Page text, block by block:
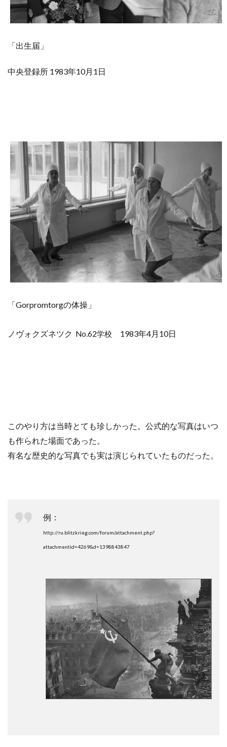
「出生届」
中央登録所 1983年10月1日
「Gorpromtorgの体操」
ノヴォクズネツク No.62学校 1983年4月10日
このやり方は当時とても珍しかった。公式的な写真はいつ
も作られた場面であった。
有名な歴史的な写真でも実は演じられていたものだった。
例：
http://ru.blitzkrieg.com/forum/attachment.php?
attachmentid=4269&d=1398843847